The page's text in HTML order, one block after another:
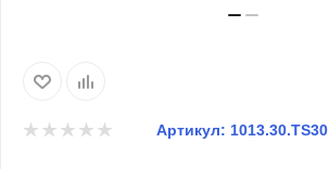
Артикул: 1013.30.TS30